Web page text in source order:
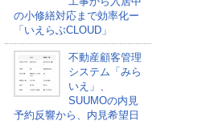
の小修繕対応まで効率化ー
「いえらぶCLOUD」
不動産顧客管理
システム「みら
いえ」、
SUUMOの内見
予約反響から、内見希望日